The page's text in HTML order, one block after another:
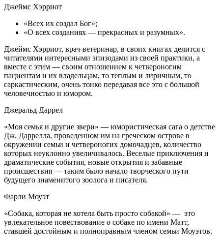
Джеймс Хэрриот
«Всех их создал Бог»;
«О всех созданиях — прекрасных и разумных».
Джеймс Хэрриот, врач-ветеринар, в своих книгах делится с
читателями интересными эпизодами из своей практики, а
вместе с этим — своим отношением к четвероногим
пациентам и их владельцам, то теплым и лиричным, то
саркастическим, очень тонко передавая все это с большой
человечностью и юмором.
Джеральд Даррел
«Моя семья и другие звери» — юмористическая сага о детстве
Дж. Даррелла, проведенном им на греческом острове в
окружении семьи и четвероногих домочадцев, количество
которых неуклонно увеличивалось. Веселые приключения и
драматические события, новые открытия и забавные
происшествия — таким было начало творческого пути
будущего знаменитого зоолога и писателя.
Фарли Моуэт
«Собака, которая не хотела быть просто собакой» — это
увлекательное повествование о собаке по имени Матт,
ставшей достойным и полноправным членом семьи Моуэтов.